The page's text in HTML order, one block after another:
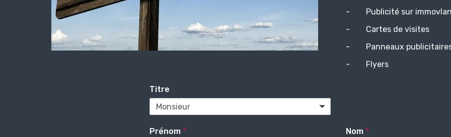
- Publicité sur immovlan
- Cartes de visites
- Panneaux
- Flyers
Titre
Prénom * Nom *